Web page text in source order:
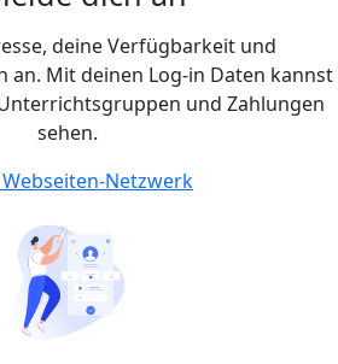
deine Verfügbarkeit und
Mit deinen Log-in Daten kannst
und Zahlungen
sehen.
Netzwerk